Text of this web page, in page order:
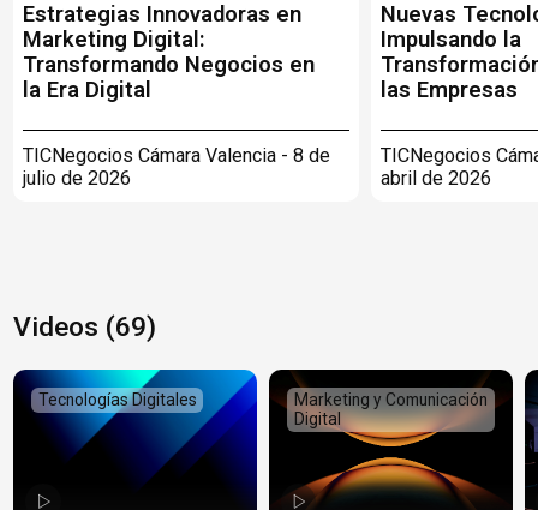
Estrategias Innovadoras en
Marketing Digital:
Transformando Negocios en
la Era Digital
TICNegocios Cámara Valencia - 8 de
julio de 2026
Nuevas
Impulsando la
las Empresas
TICNegocios
abril de 2026
Videos (69)
Tecnologías Digitales
Marketing y Comunicación
Digital